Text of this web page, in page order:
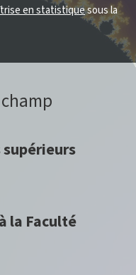
en statistiquesous la
supérieurs
la Faculté